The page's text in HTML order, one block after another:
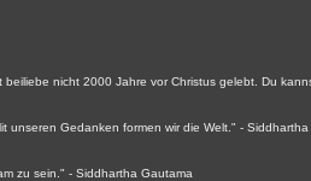
nicht 2000 Jahre vor Christus gelebt. Du
unseren Gedanken formen wir die Welt." - Siddhartha
zu sein." - Siddhartha Gautama